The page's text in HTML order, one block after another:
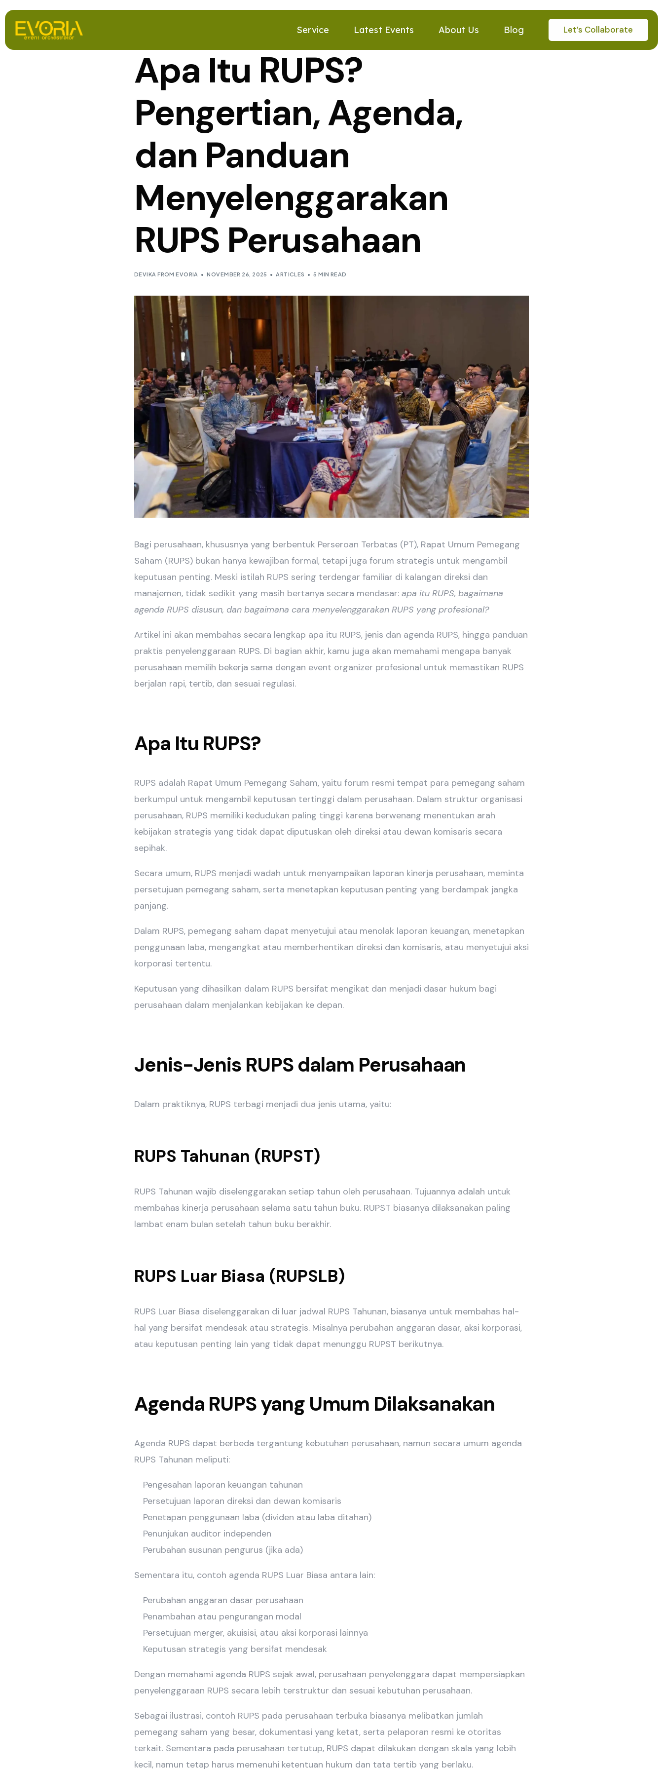
Service Latest Events About Us Blog Let’s Collaborate
Apa Itu RUPS?
Pengertian, Agenda,
dan Panduan
Menyelenggarakan
RUPS Perusahaan
DEVIKA FROM EVORIA NOVEMBER 26, 2025 ARTICLES 5 MIN READ
Bagi perusahaan, khususnya yang berbentuk Perseroan Terbatas (PT), Rapat Umum Pemegang
Saham (RUPS) bukan hanya kewajiban formal, tetapi juga forum strategis untuk mengambil
keputusan penting. Meski istilah RUPS sering terdengar familiar di kalangan direksi dan
manajemen, tidak sedikit yang masih bertanya secara mendasar: apa itu RUPS, bagaimana
agenda RUPS disusun, dan bagaimana cara menyelenggarakan RUPS yang profesional?
Artikel ini akan membahas secara lengkap apa itu RUPS, jenis dan agenda RUPS, hingga panduan
praktis penyelenggaraan RUPS. Di bagian akhir, kamu juga akan memahami mengapa banyak
perusahaan memilih bekerja sama dengan event organizer profesional untuk memastikan RUPS
berjalan rapi, tertib, dan sesuai regulasi.
Apa Itu RUPS?
RUPS adalah Rapat Umum Pemegang Saham, yaitu forum resmi tempat para pemegang saham
berkumpul untuk mengambil keputusan tertinggi dalam perusahaan. Dalam struktur organisasi
perusahaan, RUPS memiliki kedudukan paling tinggi karena berwenang menentukan arah
kebijakan strategis yang tidak dapat diputuskan oleh direksi atau dewan komisaris secara
sepihak.
Secara umum, RUPS menjadi wadah untuk menyampaikan laporan kinerja perusahaan, meminta
persetujuan pemegang saham, serta menetapkan keputusan penting yang berdampak jangka
panjang.
Dalam RUPS, pemegang saham dapat menyetujui atau menolak laporan keuangan, menetapkan
penggunaan laba, mengangkat atau memberhentikan direksi dan komisaris, atau menyetujui aksi
korporasi tertentu.
Keputusan yang dihasilkan dalam RUPS bersifat mengikat dan menjadi dasar hukum bagi
perusahaan dalam menjalankan kebijakan ke depan.
Jenis-Jenis RUPS dalam Perusahaan
Dalam praktiknya, RUPS terbagi menjadi dua jenis utama, yaitu:
RUPS Tahunan (RUPST)
RUPS Tahunan wajib diselenggarakan setiap tahun oleh perusahaan. Tujuannya adalah untuk
membahas kinerja perusahaan selama satu tahun buku. RUPST biasanya dilaksanakan paling
lambat enam bulan setelah tahun buku berakhir.
RUPS Luar Biasa (RUPSLB)
RUPS Luar Biasa diselenggarakan di luar jadwal RUPS Tahunan, biasanya untuk membahas hal-
hal yang bersifat mendesak atau strategis. Misalnya perubahan anggaran dasar, aksi korporasi,
atau keputusan penting lain yang tidak dapat menunggu RUPST berikutnya.
Agenda RUPS yang Umum Dilaksanakan
Agenda RUPS dapat berbeda tergantung kebutuhan perusahaan, namun secara umum agenda
RUPS Tahunan meliputi:
Pengesahan laporan keuangan tahunan
Persetujuan laporan direksi dan dewan komisaris
Penetapan penggunaan laba (dividen atau laba ditahan)
Penunjukan auditor independen
Perubahan susunan pengurus (jika ada)
Sementara itu, contoh agenda RUPS Luar Biasa antara lain:
Perubahan anggaran dasar perusahaan
Penambahan atau pengurangan modal
Persetujuan merger, akuisisi, atau aksi korporasi lainnya
Keputusan strategis yang bersifat mendesak
Dengan memahami agenda RUPS sejak awal, perusahaan penyelenggara dapat mempersiapkan
penyelenggaraan RUPS secara lebih terstruktur dan sesuai kebutuhan perusahaan.
Sebagai ilustrasi, contoh RUPS pada perusahaan terbuka biasanya melibatkan jumlah
pemegang saham yang besar, dokumentasi yang ketat, serta pelaporan resmi ke otoritas
terkait. Sementara pada perusahaan tertutup, RUPS dapat dilakukan dengan skala yang lebih
kecil, namun tetap harus memenuhi ketentuan hukum dan tata tertib yang berlaku.